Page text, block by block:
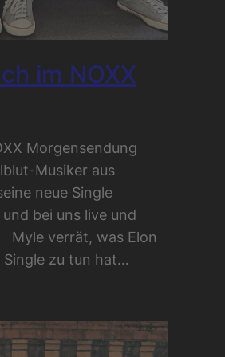
im NOXX
Morgensendung
Musiker aus
neue Single
bei uns live und
Myle verrät, was Elon
Single zu tun hat…